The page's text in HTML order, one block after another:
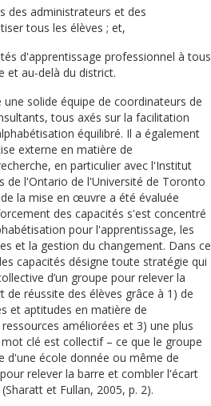
des administrateurs et des
tous les élèves ; et,
d'apprentissage professionnel à tous
et au-delà du district.
solide équipe de coordinateurs de
tous axés sur la facilitation
équilibré. Il a également
externe en matière de
en particulier avec l'Institut
de l'Ontario de l'Université de Toronto
la mise en œuvre a été évaluée
des capacités s'est concentré
pour l'apprentissage, les
et la gestion du changement. Dans ce
capacités désigne toute stratégie qui
d’un groupe pour relever la
de réussite des élèves grâce à 1) de
et aptitudes en matière de
améliorées et 3) une plus
clé est collectif – ce que le groupe
d'une école donnée ou même de
relever la barre et combler l'écart
et Fullan, 2005, p. 2).